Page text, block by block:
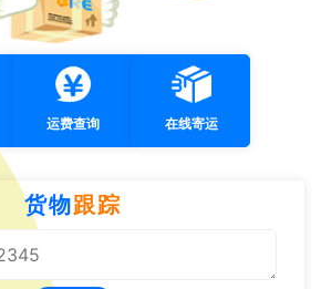
运费查询 在线寄运
货物跟踪